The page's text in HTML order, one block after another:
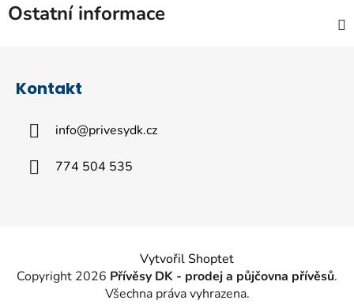
Ostatní informace
Kontakt
info@privesydk.cz
774 504 535
Vytvořil Shoptet
Copyright 2026 Přívěsy DK - prodej a půjčovna přívěsů.
Všechna práva vyhrazena.